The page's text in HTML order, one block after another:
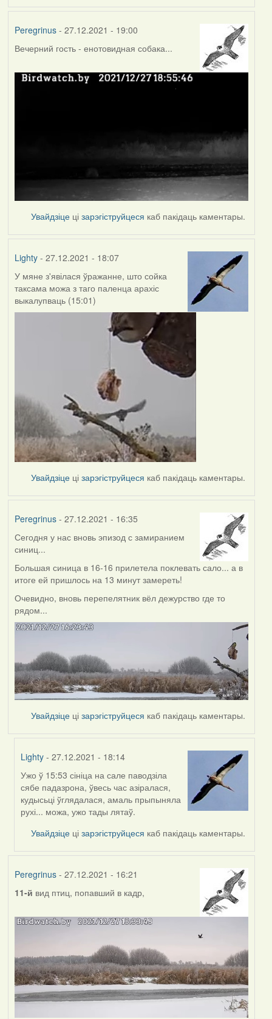
Peregrinus- 27.12.2021 - 19:00
Вечерний гость - енотовидная собака...
Увайдзіце цізарэгіструйцеся каб пакідаць каментары.
Lighty- 27.12.2021 - 18:07
У мяне з'явілася ўражанне, што сойка
таксама можа з таго паленца арахіс
выкалупваць (15:01)
Увайдзіце цізарэгіструйцеся каб пакідаць каментары.
Peregrinus- 27.12.2021 - 16:35
Сегодня у нас вновь эпизод с замиранием
синиц...
Большая синица в 16-16 прилетела поклевать сало... а в
итоге ей пришлось на 13 минут замереть!
Очевидно, вновь перепелятник вёл дежурство где то
рядом...
Увайдзіце цізарэгіструйцеся каб пакідаць каментары.
Lighty - 27.12.2021 - 18:14
In
reply
to
by
Peregrinus
Ужо ў 15:53 сініца на сале паводзіла
сябе падазрона, ўвесь час азіралася,
кудысьці ўглядалася, амаль прыпыняла
рухі... можа, ужо тады лятаў.
Увайдзіце цізарэгіструйцеся каб пакідаць каментары.
Peregrinus- 27.12.2021 - 16:21
11-й вид птиц, попавший в кадр,